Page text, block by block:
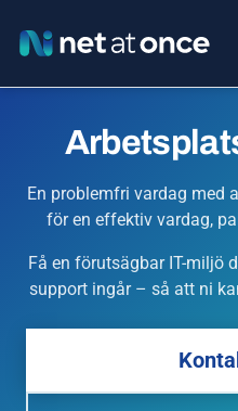
En problemfri vardag med
för en effektiv vardag,
Få en förutsägbar IT-miljö
support ingår – så att ni